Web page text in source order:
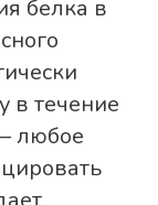
белка в
в течение
любое